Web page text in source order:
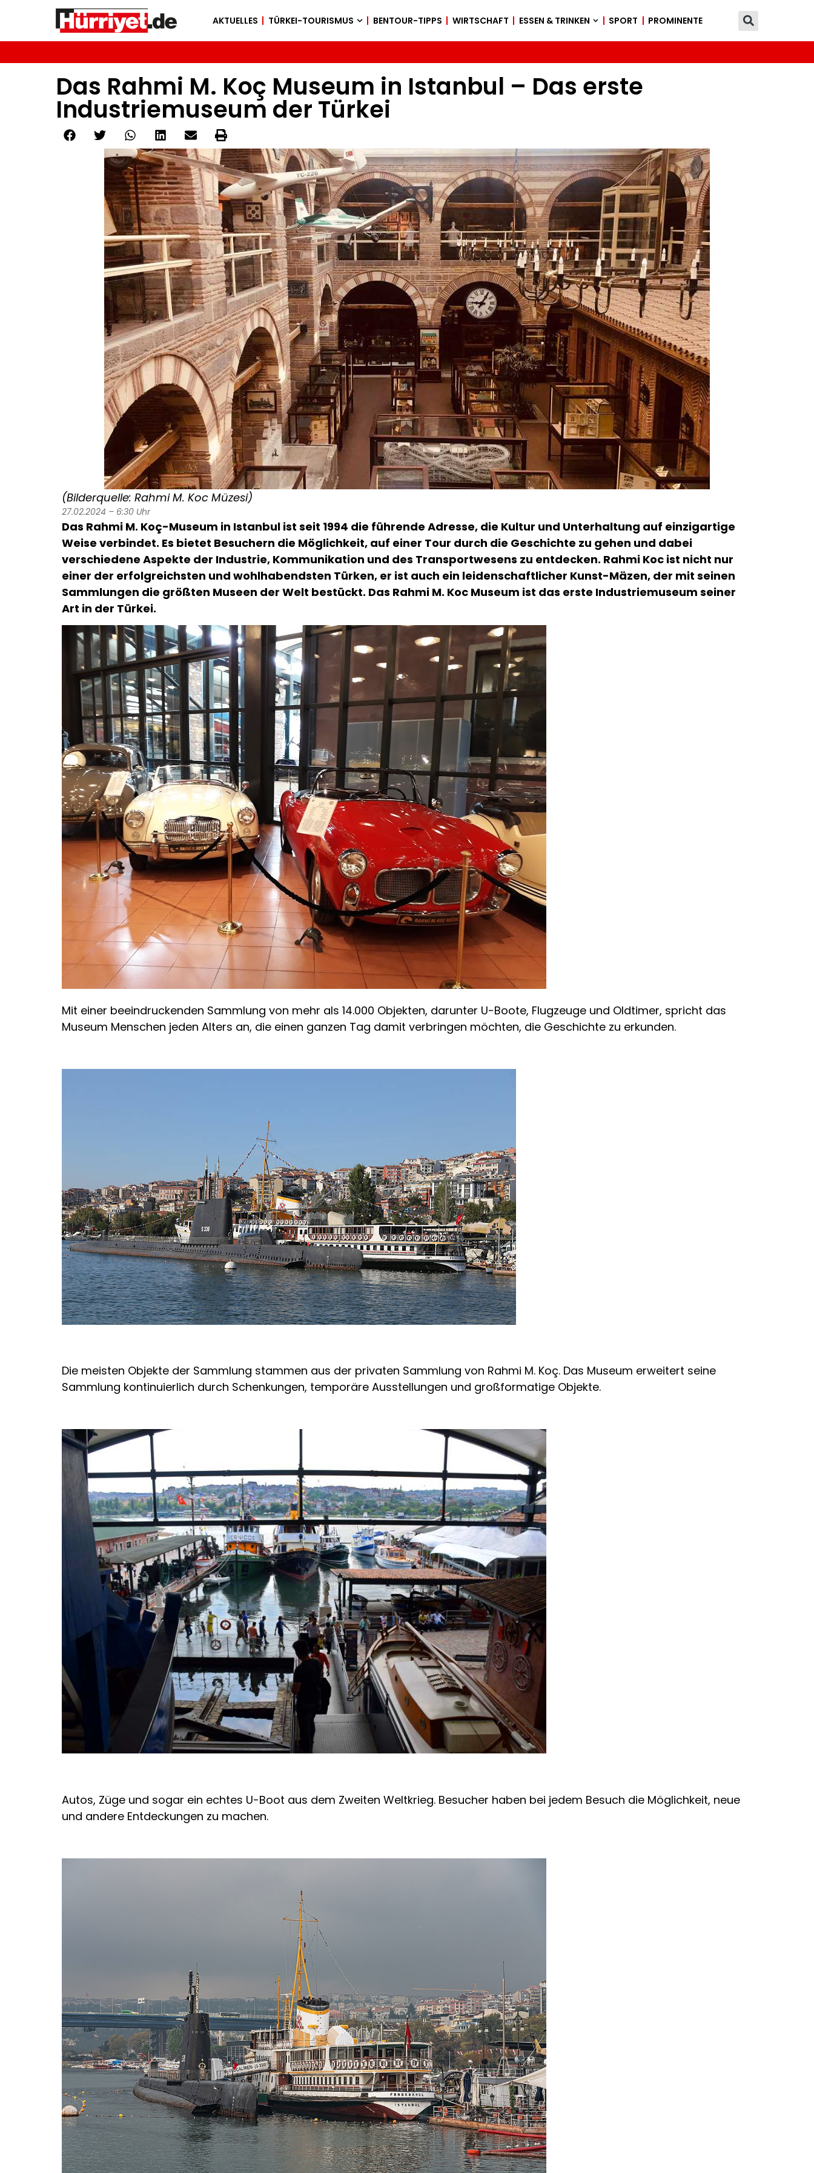
AKTUELLES TÜRKEI-TOURISMUS BENTOUR-TIPPS WIRTSCHAFT ESSEN & TRINKEN SPORT PROMINENTE
Das Rahmi M. Koç Museum in Istanbul – Das erste
Industriemuseum der Türkei
(Bilderquelle: Rahmi M. Koc Müzesi)
27.02.2024 – 6:30 Uhr
Das Rahmi M. Koç-Museum in Istanbul ist seit 1994 die führende Adresse, die Kultur und Unterhaltung auf einzigartige
Weise verbindet. Es bietet Besuchern die Möglichkeit, auf einer Tour durch die Geschichte zu gehen und dabei
verschiedene Aspekte der Industrie, Kommunikation und des Transportwesens zu entdecken. Rahmi Koc ist nicht nur
einer der erfolgreichsten und wohlhabendsten Türken, er ist auch ein leidenschaftlicher Kunst-Mäzen, der mit seinen
Sammlungen die größten Museen der Welt bestückt. Das Rahmi M. Koc Museum ist das erste Industriemuseum seiner
Art in der Türkei.
Mit einer beeindruckenden Sammlung von mehr als 14.000 Objekten, darunter U-Boote, Flugzeuge und Oldtimer, spricht das
Museum Menschen jeden Alters an, die einen ganzen Tag damit verbringen möchten, die Geschichte zu erkunden.
Die meisten Objekte der Sammlung stammen aus der privaten Sammlung von Rahmi M. Koç. Das Museum erweitert seine
Sammlung kontinuierlich durch Schenkungen, temporäre Ausstellungen und großformatige Objekte.
Autos, Züge und sogar ein echtes U-Boot aus dem Zweiten Weltkrieg. Besucher haben bei jedem Besuch die Möglichkeit, neue
und andere Entdeckungen zu machen.